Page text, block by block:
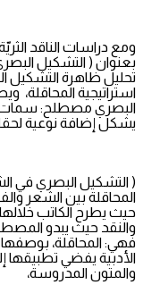
ومع دراسات الناقد
بعنوان ( التشكيل
تحليل ظاهرة التشكيل
استراتيجية المحاقلة،
البصري مصطلح: سمات
يشكل إضافة نوعية
المحاقلة بين الشعر
حيث يطرح الكاتب
والنقد حيث يبدو
فهي: المحاقلة،
الأدبية يفضي تطبيقها
والمتون المدروسة،